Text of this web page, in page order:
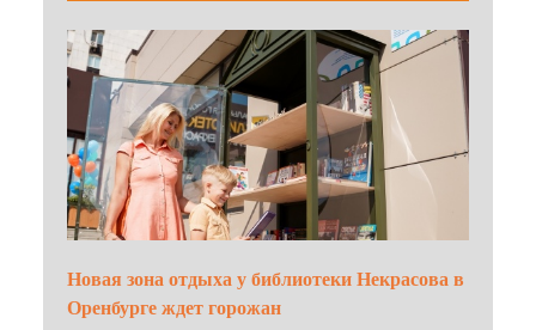
Новая зона отдыха у библиотеки Некрасова в
Оренбурге ждет горожан